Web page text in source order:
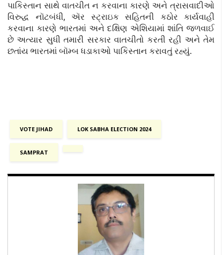
પાકિસ્તાન સાથે વાતચીત ન કરવાના કારણે અને ત્રાસવાદીઓ
વિરુદ્ધ નૉટબંધી, ઍર સ્ટ્રાઇક સહિતની કઠોર કાર્યવાહી
કરવાના કારણે ભારતમાં અને દક્ષિણ એશિયામાં શાંતિ જળવાઈ
છે અત્યાર સુધી તમારી સરકાર વાતચીતો કરતી રહી અને તેમ
છતાંય ભારતમાં બૉમ્બ ધડાકાઓ પાકિસ્તાન કરાવતું રહ્યું.
VOTE JIHAD LOK SABHA ELECTION 2024
SAMPRAT